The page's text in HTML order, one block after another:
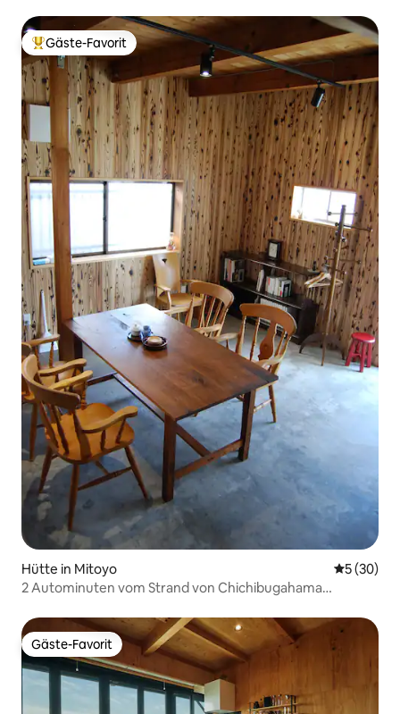
Beliebter Gäste-Favorit.
Gäste-Favorit
Hütte in Mitoyo
5 (30)
2 Autominuten vom Strand von Chichibugahama
Gäste-Favorit
Gäste-Favorit